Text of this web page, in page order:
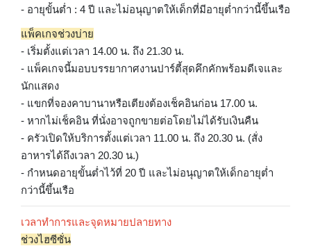
- อายุขั้นต่ำ : 4 ปี และไม่อนุญาตให้เด็กที่มีอายุต่ำกว่านี้ขึ้นเรือ
แพ็คเกจช่วงบ่าย
- เริ่มตั้งแต่เวลา 14.00 น. ถึง 21.30 น.
- แพ็คเกจนี้มอบบรรยากาศงานปาร์ตี้สุดคึกคักพร้อมดีเจและ
นักแสดง
- แขกที่จองคาบานาหรือเตียงต้องเช็คอินก่อน 17.00 น.
- หากไม่เช็คอิน ที่นั่งอาจถูกขายต่อโดยไม่ได้รับเงินคืน
- ครัวเปิดให้บริการตั้งแต่เวลา 11.00 น. ถึง 20.30 น. (สั่ง
อาหารได้ถึงเวลา 20.30 น.)
- กำหนดอายุขั้นต่ำไว้ที่ 20 ปี และไม่อนุญาตให้เด็กอายุต่ำ
กว่านี้ขึ้นเรือ
เวลาทำการและจุดหมายปลายทาง
ช่วงไฮซีซั่น